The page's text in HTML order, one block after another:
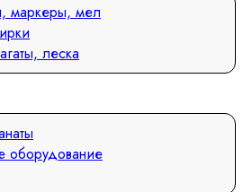
маркеры, мел
леска
оборудование